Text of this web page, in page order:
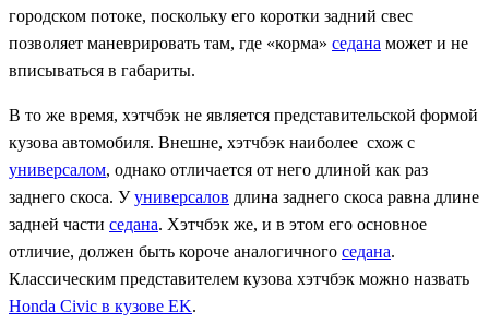
городском потоке, поскольку его коротки задний свес
позволяет маневрировать там, где «корма» седана может и не
вписываться в габариты.
В то же время, хэтчбэк не является представительской формой
кузова автомобиля. Внешне, хэтчбэк наиболее схож с
универсалом, однако отличается от него длиной как раз
заднего скоса. Ууниверсалов длина заднего скоса равна длине
задней части седана. Хэтчбэк же, и в этом его основное
отличие, должен быть короче аналогичного седана.
Классическим представителем кузова хэтчбэк можно назвать
Honda Civic в кузове EK.